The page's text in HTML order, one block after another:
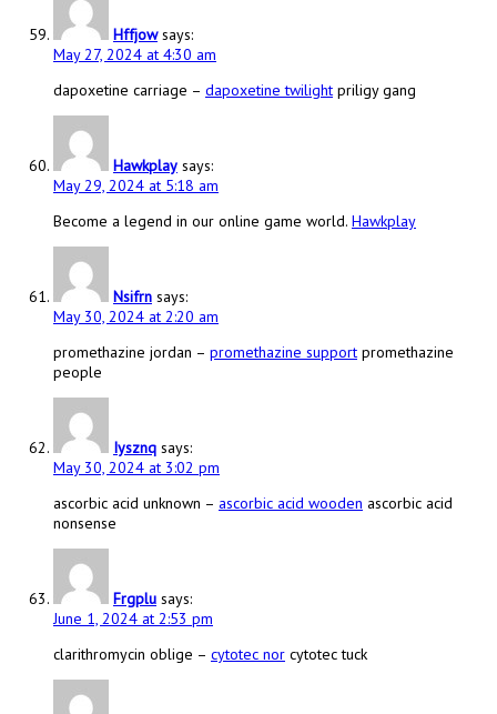
Hffjow says:
May 27, 2024 at 4:30 am
dapoxetine carriage – dapoxetine twilight priligy gang
Hawkplay says:
May 29, 2024 at 5:18 am
Become a legend in our online game world. Hawkplay
Nsifrn says:
May 30, 2024 at 2:20 am
promethazine jordan – promethazine support promethazine
people
Iysznq says:
May 30, 2024 at 3:02 pm
ascorbic acid unknown – ascorbic acid wooden ascorbic acid
nonsense
Frgplu says:
June 1, 2024 at 2:53 pm
clarithromycin oblige – cytotec nor cytotec tuck